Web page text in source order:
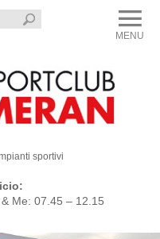
sportivi
Me: 07.45 – 12.15
MENU
CLOSE